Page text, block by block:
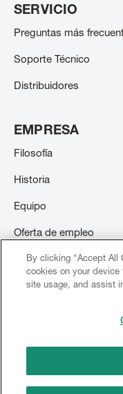
SERVICIO
Preguntas más
Soporte Técnico
Distribuidores
EMPRESA
Filosofía
Historia
Equipo
Oferta de empleo
Contacto
By clicking “Accept All
cookies on your device
site usage, and assist